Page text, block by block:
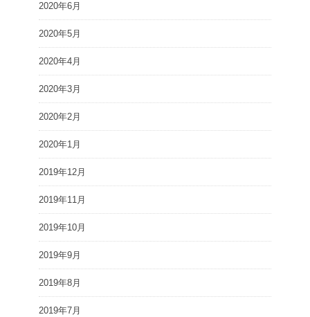
2020年6月
2020年5月
2020年4月
2020年3月
2020年2月
2020年1月
2019年12月
2019年11月
2019年10月
2019年9月
2019年8月
2019年7月